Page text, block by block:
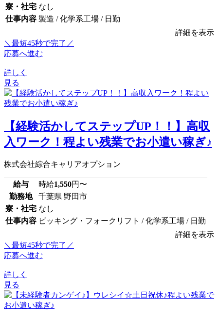
寮・社宅 なし
仕事内容 製造 / 化学系工場 / 日勤
詳細を表示
＼最短45秒で完了／
応募へ進む
詳しく
見る
【経験活かしてステップUP！！】高収
入ワーク！程よい残業でお小遣い稼ぎ♪
株式会社綜合キャリアオプション
給与 時給1,550円〜
勤務地
千葉県 野田市
寮・社宅 なし
仕事内容 ピッキング・フォークリフト / 化学系工場 / 日勤
詳細を表示
＼最短45秒で完了／
応募へ進む
詳しく
見る